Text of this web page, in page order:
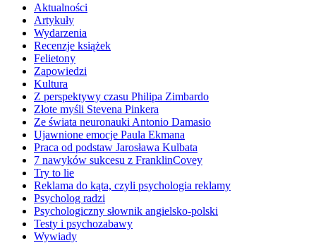
Aktualności
Artykuły
Wydarzenia
Recenzje książek
Felietony
Zapowiedzi
Kultura
Z perspektywy czasu Philipa Zimbardo
Złote myśli Stevena Pinkera
Ze świata neuronauki Antonio Damasio
Ujawnione emocje Paula Ekmana
Praca od podstaw Jarosława Kulbata
7 nawyków sukcesu z FranklinCovey
Try to lie
Reklama do kąta, czyli psychologia reklamy
Psycholog radzi
Psychologiczny słownik angielsko-polski
Testy i psychozabawy
Wywiady